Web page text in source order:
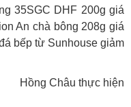
35SGC DHF 200g giá
An chà bông 208g giá
bếp từ Sunhouse giảm
Hồng Châu thực hiện